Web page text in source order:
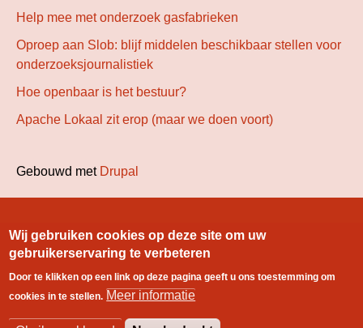
Help mee met onderzoek gasfabrieken
Oproep aan Slob: blijf middelen beschikbaar stellen voor
onderzoeksjournalistiek
Hoe openbaar is het bestuur?
Apache Lokaal zit erop (maar we doen voort)
Gebouwd met Drupal
User
menu
Inloggen
Footer
menu
Index Colofon Contact
Stichting Lokale
Onderzoeksjournalistiek
Wij gebruiken cookies op deze site om uw
gebruikerservaring te verbeteren
Door te klikken op een link op deze pagina geeft u ons toestemming om
cookies in te stellen. Meer informatie